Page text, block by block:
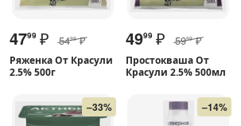
4799 ₽ 5499 ₽
Ряженка От Красули
2.5% 500г
4999 ₽ 5999 ₽
Простокваша От
Красули 2.5% 500мл
–33% –14%